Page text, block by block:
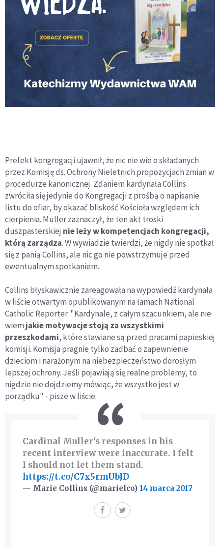
Prefekt kongregacji ujawnił, że nic nie wie o składanych
przez Komisję ds. Ochrony Nieletnich propozycjach zmian w
procedurze kanonicznej. Zdaniem kardynała Collins
zwróciła się jedynie do Kongregacji z prośbą o napisanie
listu do ofiar, by okazać bliskość Kościoła względem ich
cierpienia. Müller zaznaczył, że ten akt troski
duszpasterskiej nie leży w kompetencjach kongregacji,
którą zarządza. W wywiadzie twierdzi, że nigdy nie spotkał
się z panią Collins, ale nic go nie powstrzymuje przed
ewentualnym spotkaniem.
Collins błyskawicznie zareagowała na wypowiedź kardynała
w liście otwartym opublikowanym na łamach National
Catholic Reporter. "Kardynale, z całym szacunkiem, ale nie
wiem jakie motywacje stoją za wszystkimi
przeszkodami, które stawiane są przed pracami papieskiej
komisji. Komisja pragnie tylko zadbać o zapewnienie
dzieciom i narażonym na niebezpieczeństwo dorosłym
lepszej ochrony. Jeśli pojawiają się realne problemy, to
nigdzie nie dojdziemy mówiąc, że wszystko jest w
porządku" - pisze w liście.
Cardinal Muller's responses in his
recent interview were inaccurate. I felt
I should not let them stand.
https://t.co/C7x5rmUbJD
— Marie Collins (@marielco) 14 marca 2017